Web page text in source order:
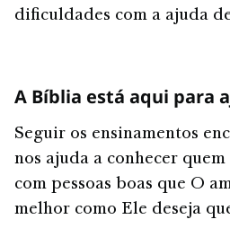
dificuldades com a ajuda
A Bíblia está aqui para
Seguir os ensinamentos
nos ajuda a conhecer
com pessoas boas que O
melhor como Ele deseja